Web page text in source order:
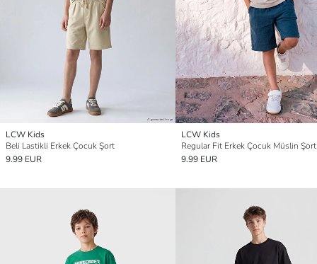
LCW Kids
Beli Lastikli Erkek Çocuk Şort
9.99 EUR
LCW Kids
Regular Fit Erkek Çocuk Müslin Şort
9.99 EUR